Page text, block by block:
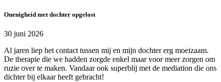
Onenigheid met dochter opgelost
30 juni 2026
Al jaren liep het contact tussen mij en mijn dochter erg moeizaam.
De therapie die we hadden zorgde enkel maar voor meer zorgen om
ruzie over te maken. Vandaar ook superblij met de mediation die ons
dichter bij elkaar heeft gebracht!